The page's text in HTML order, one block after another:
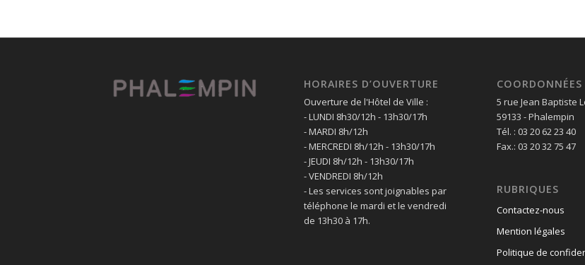
HORAIRES D’OUVERTURE
Ouverture de l'Hôtel de Ville :
- LUNDI 8h30/12h - 13h30/17h
- MARDI 8h/12h
- MERCREDI 8h/12h - 13h30/17h
- JEUDI 8h/12h - 13h30/17h
- VENDREDI 8h/12h
- Les services sont joignables par
téléphone le mardi et le vendredi
de 13h30 à 17h.
COORDONNÉES
5 rue Jean Baptiste
59133 - Phalempin
Tél. : 03 20 62 23 40
Fax.: 03 20 32 75 47
RUBRIQUES
Contactez-nous
Mention légales
Politique de